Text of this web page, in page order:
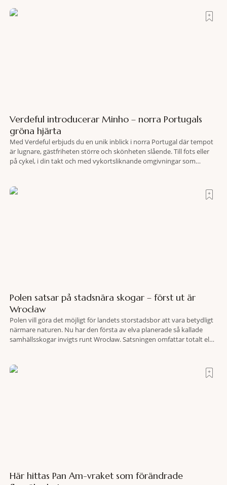
Verdeful introducerar Minho – norra Portugals
gröna hjärta
Med Verdeful erbjuds du en unik inblick i norra Portugal där tempot
är lugnare, gästfriheten större och skönheten slående. Till fots eller
på cykel, i din takt och med vykortsliknande omgivningar som
travel när det
Polen satsar på stadsnära skogar – först ut är
Wrocław
Polen vill göra det möjligt för landets storstadsbor att vara betydligt
närmare naturen. Nu har den första av elva planerade så kallade
samhällsskogar invigts runt Wrocław. Satsningen omfattar totalt elva
fler människor ska kunna promenera, motionera
Här hittas Pan Am-vraket som förändrade